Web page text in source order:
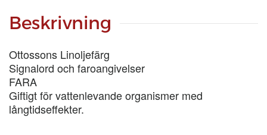
Beskrivning
Ottossons Linoljefärg
Signalord och faroangivelser
FARA
Giftigt för vattenlevande organismer med
långtidseffekter.